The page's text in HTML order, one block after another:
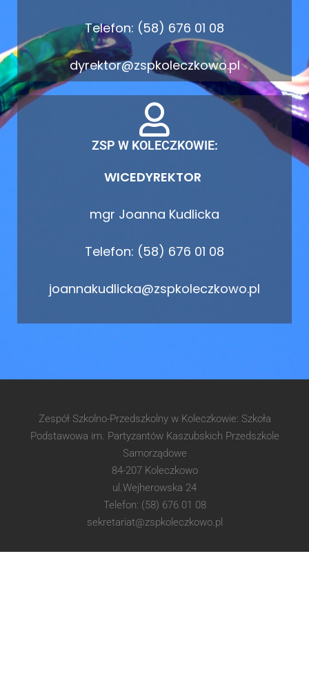
Telefon: (58) 676 01 08
dyrektor@zspkoleczkowo.pl
ZSP W KOLECZKOWIE:
WICEDYREKTOR
mgr Joanna Kudlicka
Telefon: (58) 676 01 08
joannakudlicka@zspkoleczkowo.pl
Zespół Szkolno-Przedszkolny w Koleczkowie: Szkoła
Podstawowa im. Partyzantów Kaszubskich Przedszkole
Samorządowe
84-207 Koleczkowo
ul.Wejherowska 24
Telefon: (58) 676 01 08
sekretariat@zspkoleczkowo.pl